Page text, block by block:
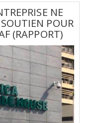
NE
POUR
(RAPPORT)